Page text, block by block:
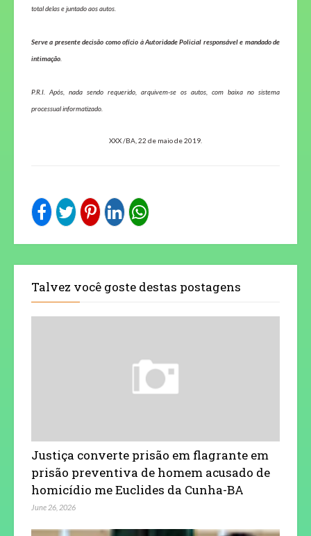
total delas e juntado aos autos.
Serve a presente decisão como ofício à Autoridade Policial responsável e mandado de
intimação
P.R.I. Após, nada sendo requerido, arquivem-se os autos, com baixa no sistema
processual informatizado.
XXX /BA, 22 de maio de 2019.
Talvez você goste destas postagens
Justiça converte prisão em flagrante em
prisão preventiva de homem acusado de
homicídio me Euclides da Cunha-BA
June 26, 2026